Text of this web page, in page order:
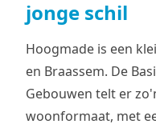
jonge schil
Hoogmade is een
en Braassem. De
Gebouwen telt er
woonformaat, met